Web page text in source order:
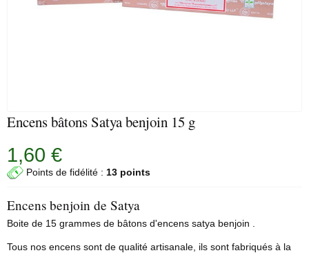
Encens bâtons Satya benjoin 15 g
1,60 €
Points de fidélité : 13 points
Encens benjoin de Satya
Boite de 15 grammes de bâtons d'encens satya benjoin
Tous nos encens sont de qualité artisanale, ils sont fabriqués à la